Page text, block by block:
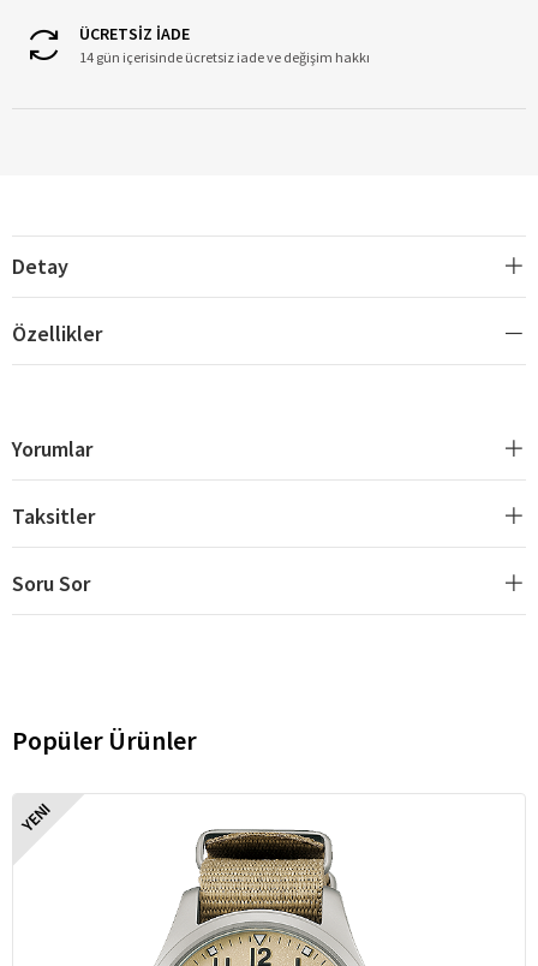
ÜCRETSİZ İADE
14 gün içerisinde ücretsiz iade ve değişim hakkı
Detay
Özellikler
Yorumlar
Taksitler
Soru Sor
Popüler Ürünler
YENI